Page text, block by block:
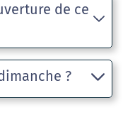
de ce
?